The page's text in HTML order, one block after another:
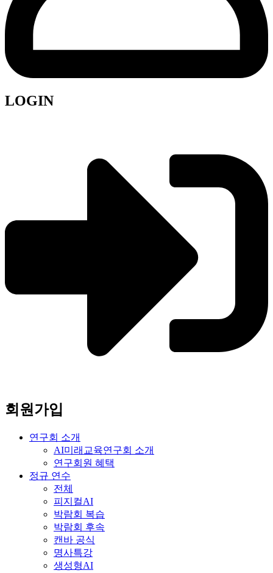
LOGIN
회원가입
연구회 소개
AI미래교육연구회 소개
연구회원 혜택
정규 연수
전체
피지컬AI
박람회 복습
박람회 후속
캔바 공식
명사특강
생성형AI